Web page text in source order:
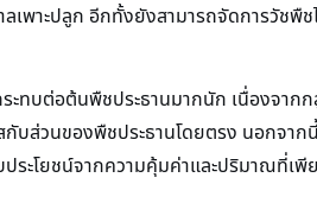
พาะปลูก อีกทั้งยังสามารถจัดการวัชพื
ทบต่อต้นพืชประธานมากนัก เนื่องจา
กับส่วนของพืชประธานโดยตรง นอกจาก
ะโยชน์จากความคุ้มค่าและปริมาณที่เพี